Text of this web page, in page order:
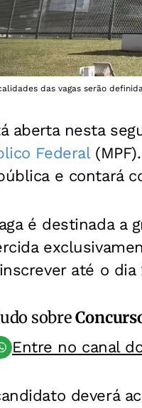
das vagas serão
aberta nesta
Federal
e contará
é destinada a
até o
sobre
Entre no canal
deverá